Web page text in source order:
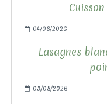
04/08/2026
Lasagnes
03/08/2026